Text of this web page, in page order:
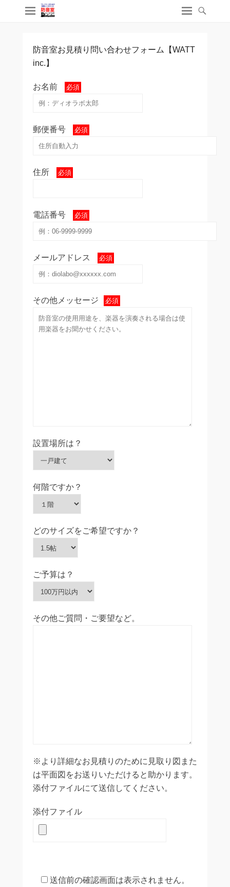
防音室お見積り問い合わせフォーム【WATT
inc.】
お名前 必須
郵便番号 必須
住所 必須
電話番号 必須
メールアドレス 必須
その他メッセージ 必須
設置場所は？
何階ですか？
どのサイズをご希望ですか？
ご予算は？
その他ご質問・ご要望など。
※より詳細なお見積りのために見取り図また
は平面図をお送りいただけると助かります。
添付ファイルにて送信してください。
添付ファイル
送信前の確認画面は表示されません。